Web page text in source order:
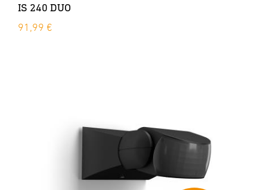
IS 240 DUO
91,99 €